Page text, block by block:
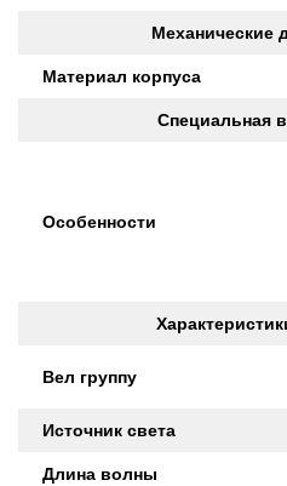
Механические
Материал корпуса
Специальная
Особенности
Вел группу
Источник света
Длина волны